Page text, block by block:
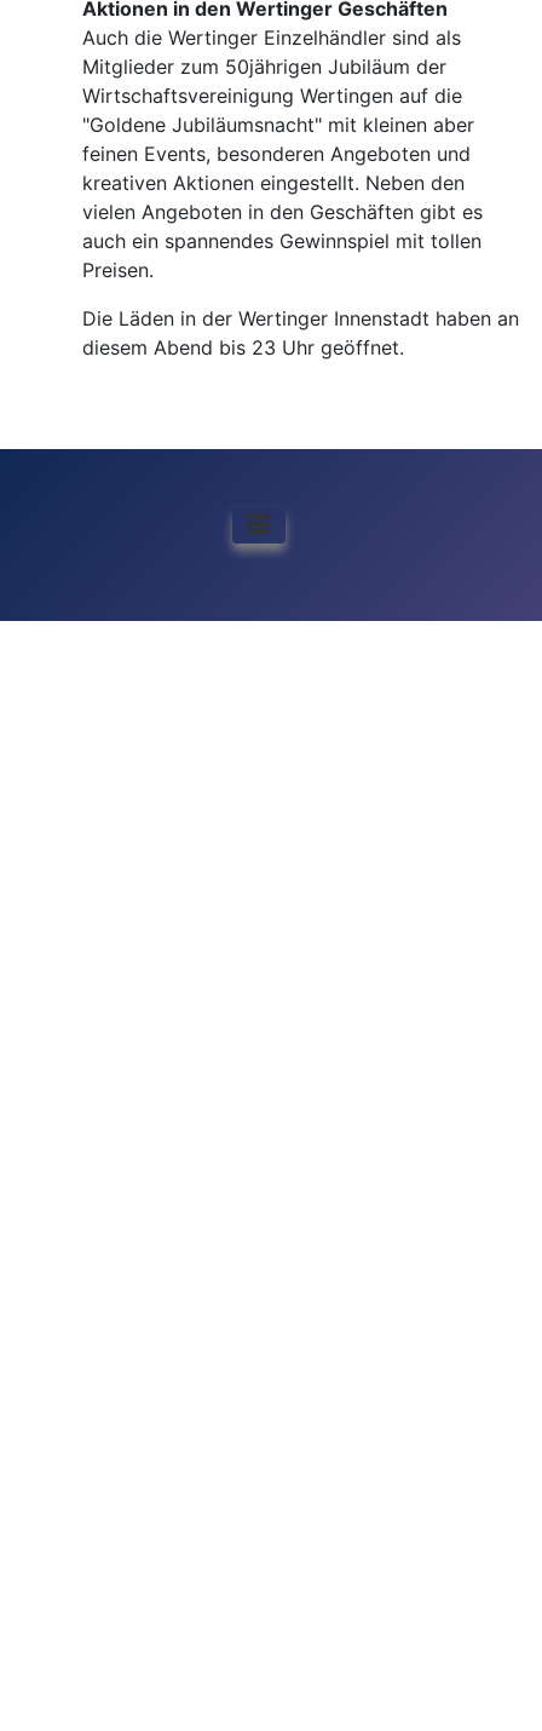
Aktionen in den Wertinger Geschäften
Auch die Wertinger Einzelhändler sind als
Mitglieder zum 50jährigen Jubiläum der
Wirtschaftsvereinigung Wertingen auf die
"Goldene Jubiläumsnacht" mit kleinen aber
feinen Events, besonderen Angeboten und
kreativen Aktionen eingestellt. Neben den
vielen Angeboten in den Geschäften gibt es
auch ein spannendes Gewinnspiel mit tollen
Preisen.
Die Läden in der Wertinger Innenstadt haben an
diesem Abend bis 23 Uhr geöffnet.